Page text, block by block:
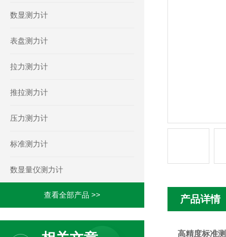
数显测力计
表盘测力计
拉力测力计
推拉测力计
压力测力计
标准测力计
数显量仪测力计
查看全部产品 >> 产品详情
高精度标准